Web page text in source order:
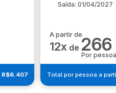
R$6.407
Saída: 01/04/2027
A partir de
12x de 266
Por pessoa
Total por pessoa a